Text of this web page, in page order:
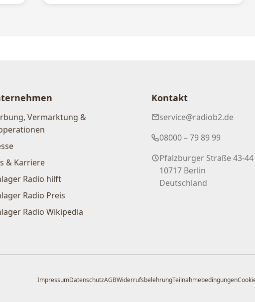
Vermarktung &
& Karriere
Radio hilft
Radio Preis
Radio Wikipedia
Kontakt
service@radiob2.de
08000 – 79 89 99
Pfalzburger Straße 43-44
10717 Berlin
Deutschland
ImpressumDatenschutzAGBWiderrufsbelehrungTeilnahmebedingungen